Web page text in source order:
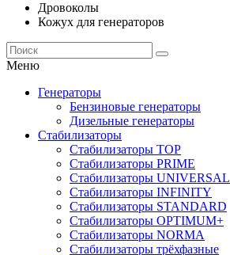
Дровоколы
Кожух для генераторов
Меню
Генераторы
Бензиновые генераторы
Дизельные генераторы
Стабилизаторы
Стабилизаторы TOP
Стабилизаторы PRIME
Стабилизаторы UNIVERSAL
Стабилизаторы INFINITY
Стабилизаторы STANDARD
Стабилизаторы OPTIMUM+
Стабилизаторы NORMA
Стабилизаторы трёхфазные